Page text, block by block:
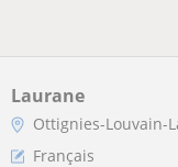
Laurane
Ottignies-Louvain-
Français